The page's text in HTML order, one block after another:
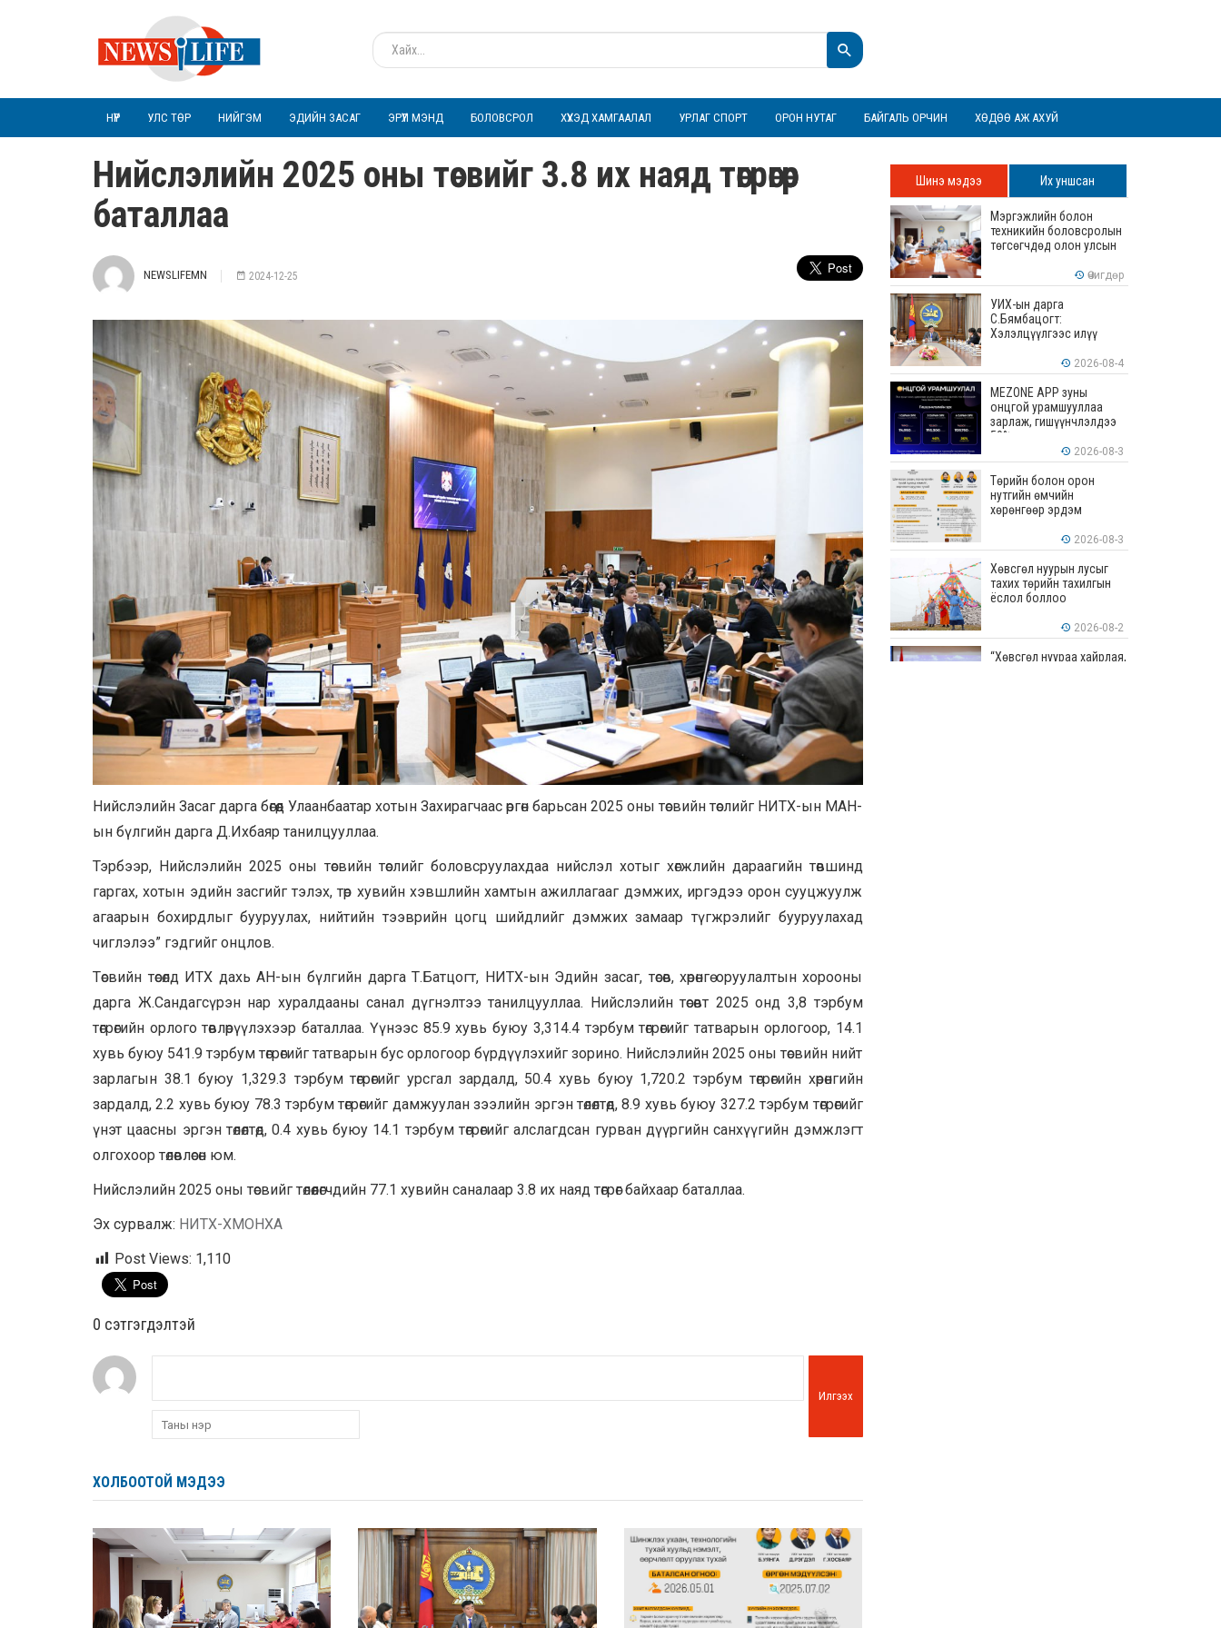
НҮҮР УЛС ТӨР НИЙГЭМ ЭДИЙН ЗАСАГ ЭРҮҮЛ МЭНД БОЛОВСРОЛ ХҮҮХЭД ХАМГААЛАЛ УРЛАГ СПОРТ ОРОН НУТАГ БАЙГАЛЬ ОРЧИН ХӨДӨӨ АЖ АХУЙ
Нийслэлийн 2025 оны төсвийг 3.8 их наяд төгрөгөөр
баталлаа
NEWSLIFEMN 2024-12-25
Нийслэлийн Засаг дарга бөгөөд Улаанбаатар хотын Захирагчаас өргөн барьсан 2025 оны төсвийн төслийг НИТХ-ын МАН-
ын бүлгийн дарга Д.Ихбаяр танилцууллаа.
Тэрбээр, Нийслэлийн 2025 оны төсвийн төслийг боловсруулахдаа нийслэл хотыг хөгжлийн дараагийн төвшинд
гаргах, хотын эдийн засгийг тэлэх, төр хувийн хэвшлийн хамтын ажиллагааг дэмжих, иргэдээ орон сууцжуулж
агаарын бохирдлыг бууруулах, нийтийн тээврийн цогц шийдлийг дэмжих замаар түгжрэлийг бууруулахад
чиглэлээ” гэдгийг онцлов.
Төсвийн төсөлд ИТХ дахь АН-ын бүлгийн дарга Т.Батцогт, НИТХ-ын Эдийн засаг, төсөв, хөрөнгө оруулалтын хорооны
дарга Ж.Сандагсүрэн нар хуралдааны санал дүгнэлтээ танилцууллаа. Нийслэлийн төсөвт 2025 онд 3,8 тэрбум
төгрөгийн орлого төвлөрүүлэхээр баталлаа. Үүнээс 85.9 хувь буюу 3,314.4 тэрбум төгрөгийг татварын орлогоор, 14.1
хувь буюу 541.9 тэрбум төгрөгийг татварын бус орлогоор бүрдүүлэхийг зорино. Нийслэлийн 2025 оны төсвийн нийт
зарлагын 38.1 буюу 1,329.3 тэрбум төгрөгийг урсгал зардалд, 50.4 хувь буюу 1,720.2 тэрбум төгрөгийн хөрөнгийн
зардалд, 2.2 хувь буюу 78.3 тэрбум төгрөгийг дамжуулан зээлийн эргэн төлөлтөд, 8.9 хувь буюу 327.2 тэрбум төгрөгийг
үнэт цаасны эргэн төлөлтөд, 0.4 хувь буюу 14.1 тэрбум төгрөгийг алслагдсан гурван дүүргийн санхүүгийн дэмжлэгт
олгохоор төлөвлөсөн юм.
Нийслэлийн 2025 оны төсвийг төлөөлөгчдийн 77.1 хувийн саналаар 3.8 их наяд төгрөг байхаар баталлаа.
Эх сурвалж: НИТХ-ХМОНХА
Post Views: 1,110
0 cэтгэгдэлтэй
Илгээх
ХОЛБООТОЙ МЭДЭЭ
Шинэ мэдээ Их уншсан
Мэргэжлийн болон
техникийн боловсролын
төгсөгчдөд олон улсын
зөвшөөрөгдөх ур
чадваруудыг олгоно
Өчигдөр
УИХ-ын дарга
С.Бямбацогт:
Хэлэлцүүлгээс илүү
илүү бодит үр дүн чухал
2026-08-4
MEZONE APP зуны
онцгой урамшууллаа
зарлаж, гишүүнчлэлдээ
50% хүртэлх хөнгөлөлт
үзүүлж эхэллээ 2026-08-3
Төрийн болон орон
нутгийн өмчийн
хөрөнгөөр эрдэм
ажил хийхэд тендерийн
болон гүйцэтгэлийн
баталгаа гаргахгүй
2026-08-3
Хөвсгөл нуурын лусыг
тахих төрийн тахилгын
ёслол боллоо
2026-08-2
“Хөвсгөл нуураа хайрлая,